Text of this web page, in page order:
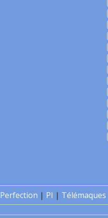
Perfection | PI | Télémaques